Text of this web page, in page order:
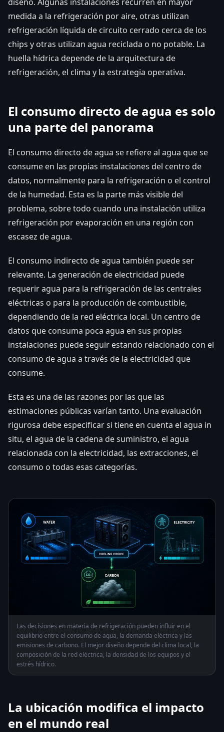
medida a la refrigeración por aire, otras utilizan
refrigeración líquida de circuito cerrado cerca de los
chips y otras utilizan agua reciclada o no potable. La
huella hídrica depende de la arquitectura de
refrigeración, el clima y la estrategia operativa.
El consumo directo de agua es solo
una parte del panorama
El consumo directo de agua se refiere al agua que se
consume en las propias instalaciones del centro de
datos, normalmente para la refrigeración o el control
de la humedad. Esta es la parte más visible del
problema, sobre todo cuando una instalación utiliza
refrigeración por evaporación en una región con
escasez de agua.
El consumo indirecto de agua también puede ser
relevante. La generación de electricidad puede
requerir agua para la refrigeración de las centrales
eléctricas o para la producción de combustible,
dependiendo de la red eléctrica local. Un centro de
datos que consuma poca agua en sus propias
instalaciones puede seguir estando relacionado con el
consumo de agua a través de la electricidad que
consume.
Esta es una de las razones por las que las
estimaciones públicas varían tanto. Una evaluación
rigurosa debe especificar si tiene en cuenta el agua in
situ, el agua de la cadena de suministro, el agua
relacionada con la electricidad, las extracciones, el
consumo o todas esas categorías.
Las decisiones en materia de refrigeración pueden influir en el
equilibrio entre el consumo de agua, la demanda eléctrica y las
emisiones de carbono. El mejor diseño depende del clima local, la
composición de la red eléctrica, la densidad de los equipos y el
estrés hídrico.
La ubicación modifica el impacto
en el mundo real